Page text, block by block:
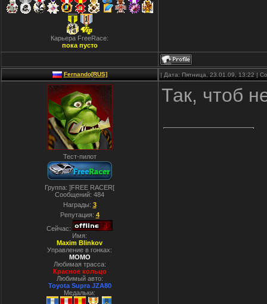
Карьера FreeRace:
пока пусто
Fernando[RUS] | Дата: Пятница, 23.01.09, 13:22 |
Тест-пилот
Группа: ]FREE RACER[
Сообщений: 484
Награды: 3
Репутация: 4
Сейчас:
Имя:
Maxim Blinkov
Управление в гонках:
MOMO
Любимая трасса:
Красное кольцо
Любимый авто:
Toyota Supra JZA80
Медальки:
Так, чтоб